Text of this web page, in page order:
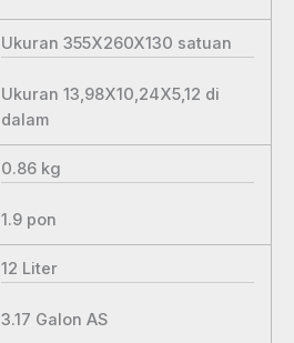
Ukuran 355X260X130 satuan
Ukuran 13,98X10,24X5,12 di
dalam
0.86 kg
1.9 pon
12 Liter
3.17 Galon AS